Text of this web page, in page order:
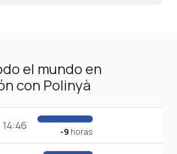
el mundo en
con Polinyà
14:46 -9 horas